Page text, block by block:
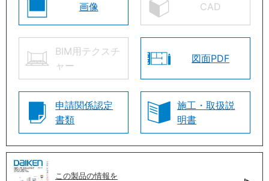
画像 CAD
BIM用テクスチ
ャー
図面PDF
申請関係認定
書類
施工・取扱説
明書
この製品の情報を